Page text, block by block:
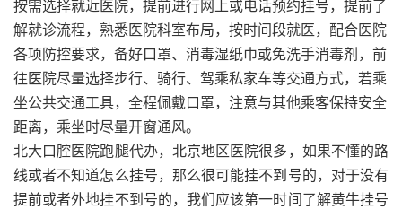
按需选择就近医院，提前进行网上或电话预约挂号，提前了
解就诊流程，熟悉医院科室布局，按时间段就医，配合医院
各项防控要求，备好口罩、消毒湿纸巾或免洗手消毒剂，前
往医院尽量选择步行、骑行、驾乘私家车等交通方式，若乘
坐公共交通工具，全程佩戴口罩，注意与其他乘客保持安全
距离，乘坐时尽量开窗通风。
北大口腔医院跑腿代办，北京地区医院很多，如果不懂的路
线或者不知道怎么挂号，那么很可能挂不到号的，对于没有
提前或者外地挂不到号的，我们应该第一时间了解黄牛挂号